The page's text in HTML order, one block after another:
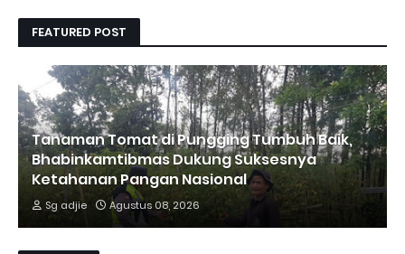
FEATURED POST
Tanaman Tomat di Pungging Tumbuh Baik,
Bhabinkamtibmas Dukung Suksesnya
Ketahanan Pangan Nasional
Sg adjie Agustus 08, 2026